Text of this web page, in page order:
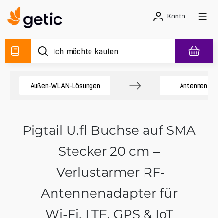
Konto
Außen-WLAN-Lösungen
Pigtail U.fl Buchse auf SMA
Stecker 20 cm –
Verlustarmer RF-
Antennenadapter für
Wi‑Fi, LTE, GPS & IoT